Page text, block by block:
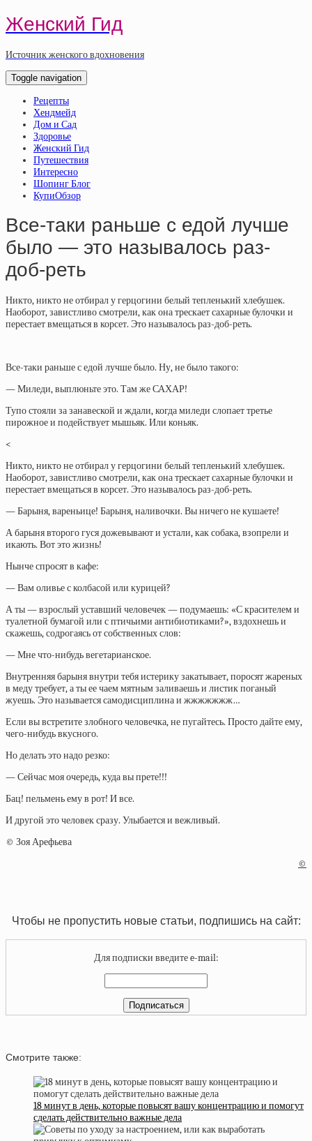
Женский Гид
Источник женского вдохновения
Toggle navigation
Рецепты
Хендмейд
Дом и Сад
Здоровье
Женский Гид
Путешествия
Интересно
Шопинг Блог
КупиОбзор
Все-таки раньше с едой лучше
было — это называлось раз-
доб-реть
Никто, никто не отбирал у герцогини белый тепленький хлебушек.
Наоборот, завистливо смотрели, как она трескает сахарные булочки и
перестает вмещаться в корсет. Это называлось раз-доб-реть.
Все-таки раньше с едой лучше было. Ну, не было такого:
— Миледи, выплюньте это. Там же САХАР!
Тупо стояли за занавеской и ждали, когда миледи слопает третье
пирожное и подействует мышьяк. Или коньяк.
<
Никто, никто не отбирал у герцогини белый тепленький хлебушек.
Наоборот, завистливо смотрели, как она трескает сахарные булочки и
перестает вмещаться в корсет. Это называлось раз-доб-реть.
— Барыня, вареньице! Барыня, наливочки. Вы ничего не кушаете!
А барыня второго гуся дожевывают и устали, как собака, взопрели и
икають. Вот это жизнь!
Нынче спросят в кафе:
— Вам оливье с колбасой или курицей?
А ты — взрослый уставший человечек — подумаешь: «С красителем и
туалетной бумагой или с птичьими антибиотиками?», вздохнешь и
скажешь, содрогаясь от собственных слов:
— Мне что-нибудь вегетарианское.
Внутренняя барыня внутри тебя истерику закатывает, поросят жареных
в меду требует, а ты ее чаем мятным заливаешь и листик поганый
жуешь. Это называется самодисциплина и жжжжжжж…
Если вы встретите злобного человечка, не пугайтесь. Просто дайте ему,
чего-нибудь вкусного.
Но делать это надо резко:
— Сейчас моя очередь, куда вы прете!!!
Бац! пельмень ему в рот! И все.
И другой это человек сразу. Улыбается и вежливый.
© Зоя Арефьева
©
Чтобы не пропустить новые статьи, подпишись на сайт:
Для подписки введите e-mail:
Смотрите также:
18 минут в день, которые повысят вашу концентрацию и помогут
сделать действительно важные дела